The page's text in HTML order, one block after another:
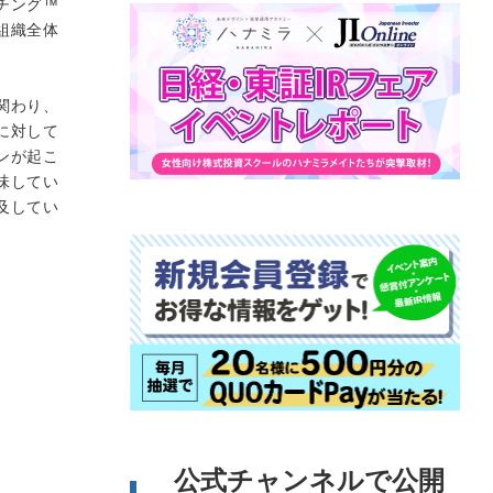
ング™
織全体
り、
対して
が起こ
してい
してい
公式チャンネルで公開